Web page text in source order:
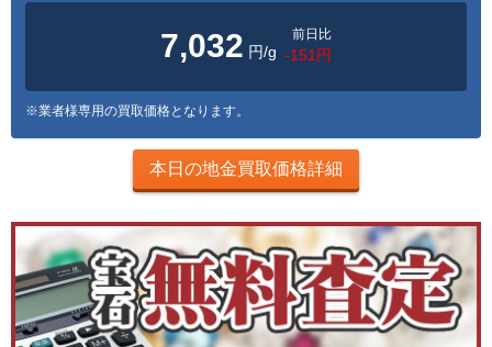
7,032 円/g
前日比
-151円
※業者様専用の買取価格となります。
本日の地金買取価格詳細